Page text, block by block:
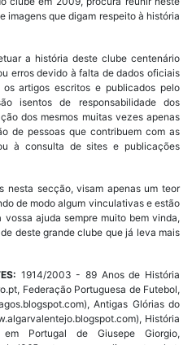
imagens que digam respeito à história
a história deste clube centenário
erros devido à falta de dados oficiais
artigos escritos e publicados pelo
isentos de responsabilidade dos
dos mesmos muitas vezes apenas
de pessoas que contribuem com as
à consulta de sites e publicações
nesta secção, visam apenas um teor
de modo algum vinculativas e estão
ajuda sempre muito bem vinda,
deste grande clube que já leva mais
1914/2003 - 89 Anos de História
Federação Portuguesa de Futebol,
Antigas Glórias do
História
Portugal de Giusepe Giorgio,